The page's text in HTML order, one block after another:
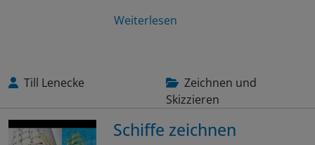
Weiterlesen
Till Lenecke
Zeichnen und
Skizzieren
Schiffe zeichnen